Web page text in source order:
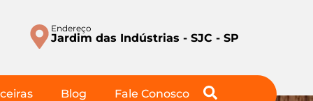
Endereço
Jardim das Indústrias - SJC - SP
Blog Fale Conosco